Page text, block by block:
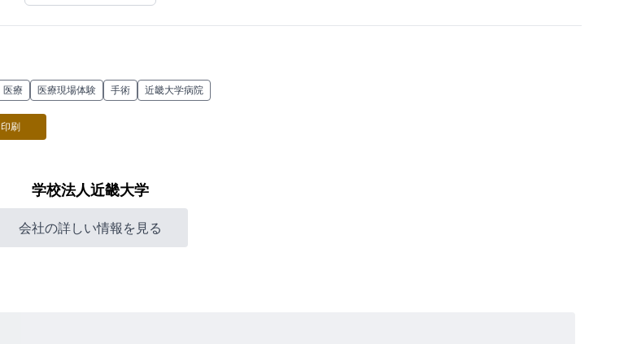
医療 医療現場体験 手術 近畿大学病院
印刷
学校法人近畿大学
会社の詳しい情報を見る